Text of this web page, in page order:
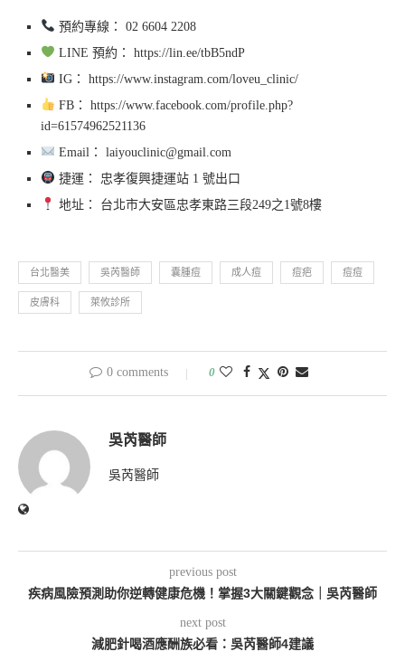
預約專線： 02 6604 2208
LINE 預約： https://lin.ee/tbB5ndP
IG： https://www.instagram.com/loveu_clinic/
FB： https://www.facebook.com/profile.php?
id=61574962521136
Email： laiyouclinic@gmail.com
捷運： 忠孝復興捷運站 1 號出口
地址： 台北市大安區忠孝東路三段249之1號8樓
台北醫美 吳芮醫師 囊腫痘 成人痘 痘疤 痘痘
皮膚科 萊攸診所
0 comments 0
吳芮醫師
吳芮醫師
previous post
疾病風險預測助你逆轉健康危機！掌握3大關鍵觀念｜吳芮醫師
next post
減肥針喝酒應酬族必看：吳芮醫師4建議